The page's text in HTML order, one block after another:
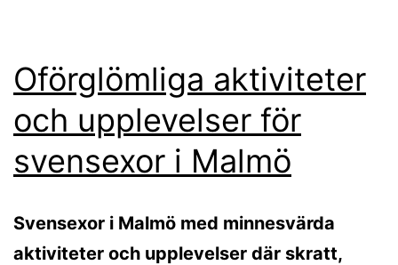
Oförglömliga aktiviteter
och upplevelser för
svensexor i Malmö
Svensexor i Malmö med minnesvärda
aktiviteter och upplevelser där skratt,